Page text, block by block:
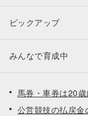
ピックアップ
みんなで育成中
馬券・車券は20
公営競技の払戻